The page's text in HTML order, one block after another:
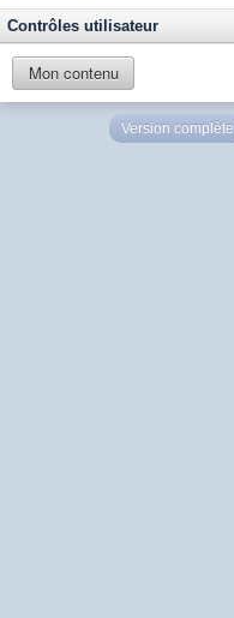
Contrôles utilisateur
Mon contenu
Version complète